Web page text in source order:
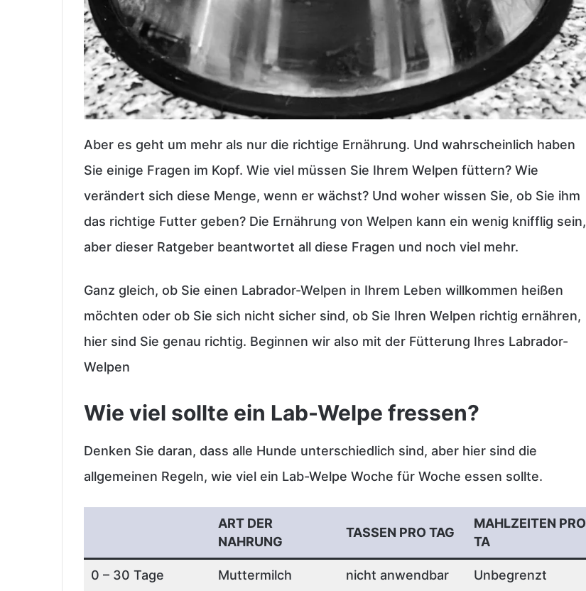
Aber es geht um mehr als nur die richtige Ernährung. Und wahrscheinlich haben
Sie einige Fragen im Kopf. Wie viel müssen Sie Ihrem Welpen füttern? Wie
verändert sich diese Menge, wenn er wächst? Und woher wissen Sie, ob Sie ihm
das richtige Futter geben? Die Ernährung von Welpen kann ein wenig knifflig sein,
aber dieser Ratgeber beantwortet all diese Fragen und noch viel mehr.
Ganz gleich, ob Sie einen Labrador-Welpen in Ihrem Leben willkommen heißen
möchten oder ob Sie sich nicht sicher sind, ob Sie Ihren Welpen richtig ernähren,
hier sind Sie genau richtig. Beginnen wir also mit der Fütterung Ihres Labrador-
Welpen
Wie viel sollte ein Lab-Welpe fressen?
Denken Sie daran, dass alle Hunde unterschiedlich sind, aber hier sind die
allgemeinen Regeln, wie viel ein Lab-Welpe Woche für Woche essen sollte.
ART DER
NAHRUNG
TASSEN PRO TAG
MAHLZEITEN PRO
TA
0 – 30 Tage Muttermilch nicht anwendbar Unbegrenzt